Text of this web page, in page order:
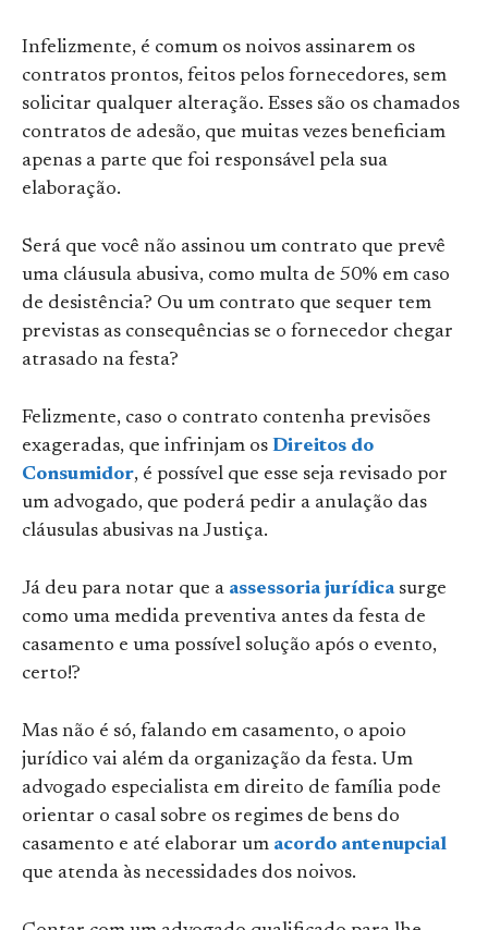
Infelizmente, é comum os noivos assinarem os
contratos prontos, feitos pelos fornecedores, sem
solicitar qualquer alteração. Esses são os chamados
contratos de adesão, que muitas vezes beneficiam
apenas a parte que foi responsável pela sua
elaboração.
Será que você não assinou um contrato que prevê
uma cláusula abusiva, como multa de 50% em caso
de desistência? Ou um contrato que sequer tem
previstas as consequências se o fornecedor chegar
atrasado na festa?
Felizmente, caso o contrato contenha previsões
exageradas, que infrinjam os Direitos do
Consumidor, é possível que esse seja revisado por
um advogado, que poderá pedir a anulação das
cláusulas abusivas na Justiça.
Já deu para notar que a assessoria jurídicasurge
como uma medida preventiva antes da festa de
casamento e uma possível solução após o evento,
certo!?
Mas não é só, falando em casamento, o apoio
jurídico vai além da organização da festa. Um
advogado especialista em direito de família pode
orientar o casal sobre os regimes de bens do
casamento e até elaborar um acordo antenupcial
que atenda às necessidades dos noivos.